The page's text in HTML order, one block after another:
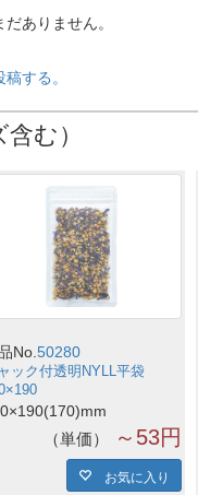
ありません。
する。
む）
No. 50280
ック付透明NYLL平袋
単価 ～53円
お気に入り